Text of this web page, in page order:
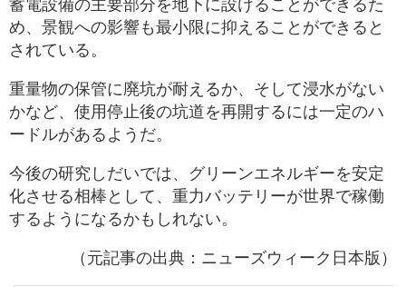
め、景観への影響も最小限に抑えることができると
されている。
重量物の保管に廃坑が耐えるか、そして浸水がない
かなど、使用停止後の坑道を再開するには一定のハ
ードルがあるようだ。
今後の研究しだいでは、グリーンエネルギーを安定
化させる相棒として、重力バッテリーが世界で稼働
するようになるかもしれない。
（元記事の出典：ニューズウィーク日本版）